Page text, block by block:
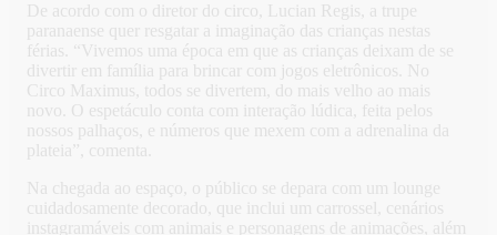
De acordo com o diretor do circo, Lucian Regis, a trupe
paranaense quer resgatar a imaginação das crianças nestas
férias. “Vivemos uma época em que as crianças deixam de se
divertir em família para brincar com jogos eletrônicos. No
Circo Maximus, todos se divertem, do mais velho ao mais
novo. O espetáculo conta com interação lúdica, feita pelos
nossos palhaços, e números que mexem com a adrenalina da
plateia”, comenta.
Na chegada ao espaço, o público se depara com um lounge
cuidadosamente decorado, que inclui um carrossel, cenários
instagramáveis com animais e personagens de animações, além